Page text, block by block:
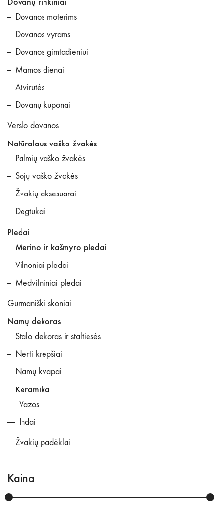
Dovanos moterims
Dovanos vyrams
Dovanos gimtadieniui
Mamos dienai
Atvirutės
Dovanų kuponai
Verslo dovanos
Natūralaus vaško žvakės
Palmių vaško žvakės
Sojų vaško žvakės
Žvakių aksesuarai
Degtukai
Pledai
Merino ir kašmyro pledai
Vilnoniai pledai
Medvilniniai pledai
Gurmaniški skoniai
Namų dekoras
Stalo dekoras ir staltiesės
Nerti krepšiai
Namų kvapai
Keramika
Vazos
Indai
Žvakių padėklai
Kaina